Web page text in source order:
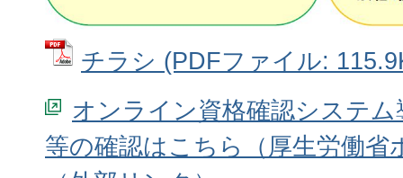
チラシ (PDFファイル:
オンライン資格確認システ
等の確認はこちら（厚生労働省